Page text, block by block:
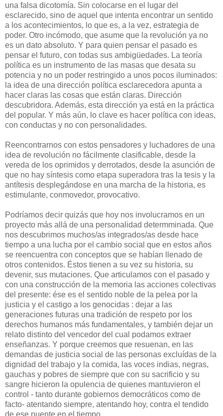
una falsa dicotomía. Sin colocarse en el lugar del
esclarecido, sino de aquel que intenta encontrar un sentido
a los acontecimientos, lo que es, a la vez, estrategia de
poder. Otro incómodo, que asume que la revolución ya no
es un dato absoluto. Y para quien pensar el pasado es
pensar el futuro, con todas sus ambigüedades. La teoría
política es un instrumento de las masas que desata su
potencia y no un poder restringido a unos pocos iluminados:
la idea de una dirección política esclarecedora apunta a
hacer claras las cosas que están claras. Dirección
descubridora. Además, esta dirección ya está en la práctica
del popular. Y más aún, lo clave es hacer política con ideas,
con conductas y no con personalidades.
Reencontrarnos con estos pensadores y luchadores de una
idea de revolución no fácilmente clasificable, desde la
vereda de los oprimidos y derrotados, desde la asunción de
que no hay síntesis como etapa superadora tras la tesis y la
antítesis desplegándose en una marcha de la historia, es
estimulante, conmovedor, provocativo.
Podríamos decir quizás que hoy nos involucramos en un
proyecto más allá de una personalidad determminada. Que
nos descubrimos muchos/as integrados/as desde hace
tiempo a una lucha por el cambio social que en estos años
se reencuentra con conceptos que se habían llenado de
otros contenidos. Éstos tienen a su vez su historia, su
devenir, sus mutaciones. Que articulamos con el pasado y
con una construcción de la memoria las acciones colectivas
del presente: ése es el sentido noble de la pelea por la
justicia y el castigo a los genocidas : dejar a las
generaciones futuras una tradición de respeto por los
derechos humanos más fundamentales, y también dejar un
relato distinto del vencedor del cual podamos extraer
enseñanzas. Y porque creemos que resuenan, en las
demandas de justicia social de las personas excluídas de la
dignidad del trabajo y la comida, las voces indias, negras,
gauchas y pobres de siempre que con su sacrificio y su
sangre hicieron la opulencia de quienes mantuvieron el
control - tanto durante gobiernos democráticos como de
facto- atentando siempre, atentando hoy, contra el tendido
de ese puente en el tiempo.